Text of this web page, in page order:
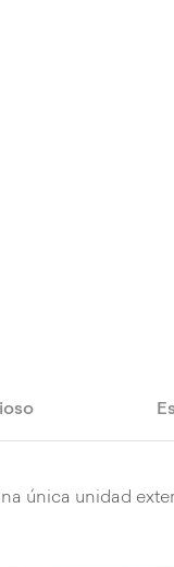
única unidad